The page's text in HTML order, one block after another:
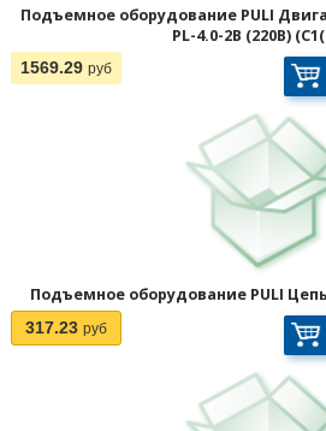
Подъемное оборудование PULI
PL-4.0-2B (220В)
1569.29 руб
Подъемное оборудование PULI
317.23 руб